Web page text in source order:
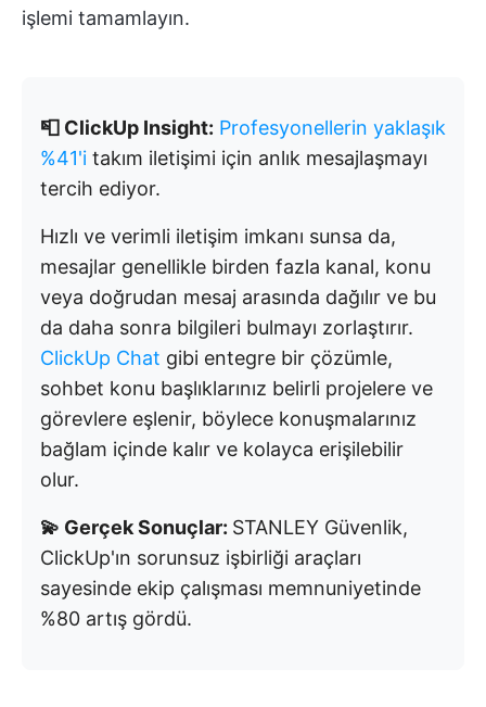
işlemi tamamlayın.
📮 ClickUp Insight: Profesyonellerin yaklaşık
%41'i takım iletişimi için anlık mesajlaşmayı
tercih ediyor.
Hızlı ve verimli iletişim imkanı sunsa da,
mesajlar genellikle birden fazla kanal, konu
veya doğrudan mesaj arasında dağılır ve bu
da daha sonra bilgileri bulmayı zorlaştırır.
ClickUp Chat gibi entegre bir çözümle,
sohbet konu başlıklarınız belirli projelere ve
görevlere eşlenir, böylece konuşmalarınız
bağlam içinde kalır ve kolayca erişilebilir
olur.
💫 Gerçek Sonuçlar: STANLEY Güvenlik,
ClickUp'ın sorunsuz işbirliği araçları
sayesinde ekip çalışması memnuniyetinde
%80 artış gördü.